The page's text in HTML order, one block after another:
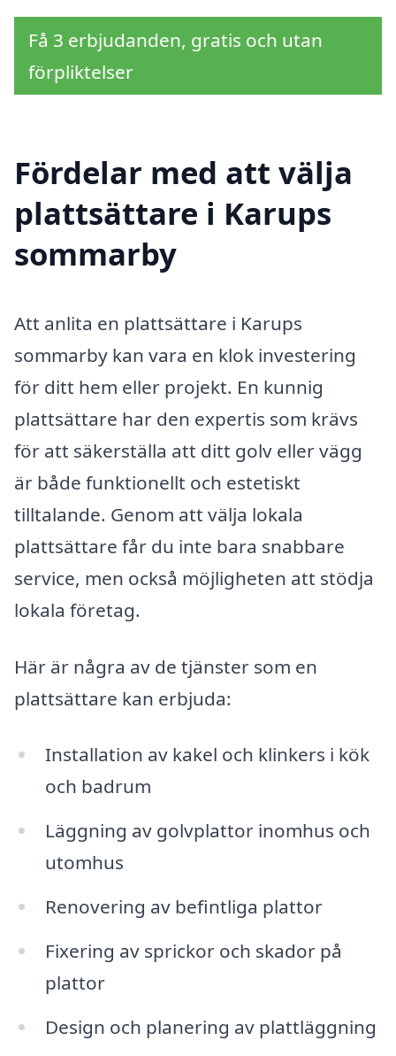
Få 3 erbjudanden, gratis och utan
förpliktelser
Fördelar med att välja
plattsättare i Karups
sommarby
Att anlita en plattsättare i Karups
sommarby kan vara en klok investering
för ditt hem eller projekt. En kunnig
plattsättare har den expertis som krävs
för att säkerställa att ditt golv eller vägg
är både funktionellt och estetiskt
tilltalande. Genom att välja lokala
plattsättare får du inte bara snabbare
service, men också möjligheten att stödja
lokala företag.
Här är några av de tjänster som en
plattsättare kan erbjuda:
Installation av kakel och klinkers i kök
och badrum
Läggning av golvplattor inomhus och
utomhus
Renovering av befintliga plattor
Fixering av sprickor och skador på
plattor
Design och planering av plattläggning